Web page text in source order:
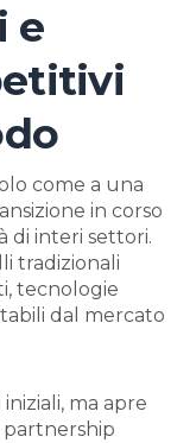
e
come a una
in corso
di interi settori.
tradizionali
tecnologie
dal mercato
ma apre
partnership